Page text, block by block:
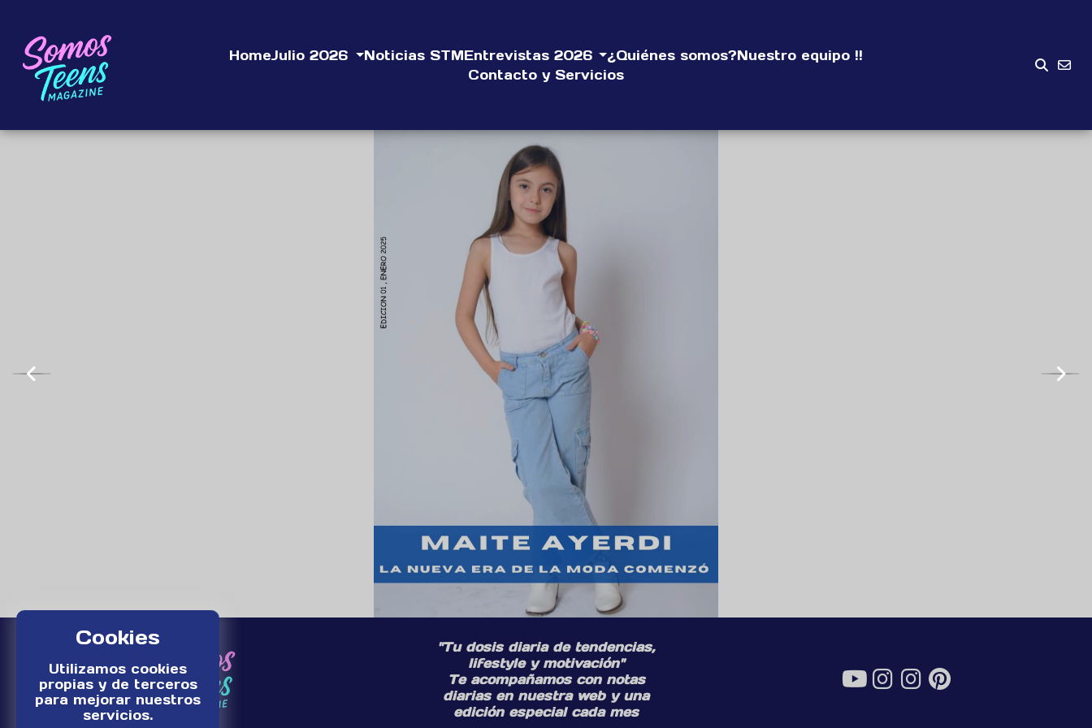
Cookies
Utilizamos cookies
propias y de terceros
para mejorar nuestros
servicios.
HomeJulio 2026 Noticias STMEntrevistas 2026 ¿Quiénes somos?Nuestro equipo !!
Contacto y Servicios
"Tu dosis diaria de tendencias,
lifestyle y motivación"
Te acompañamos con notas
diarias en nuestra web y una
edición especial cada mes